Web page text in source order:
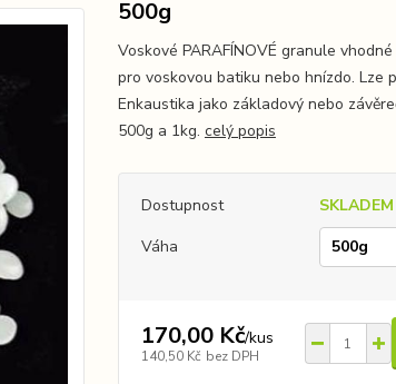
500g
Voskové PARAFÍNOVÉ granule
pro voskovou batiku nebo hnízdo. Lze
Enkaustika jako základový nebo
500g a 1kg. celý popis
Dostupnost
Váha
170,00 Kč/kus
140,50 Kč bez DPH